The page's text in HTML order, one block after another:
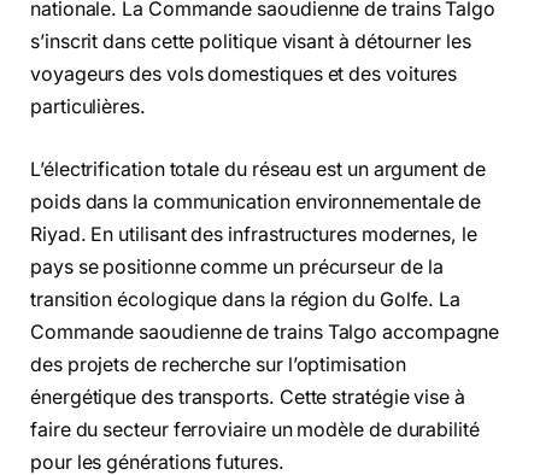
nationale. La Commande saoudienne de trains Talgo
s’inscrit dans cette politique visant à détourner les
voyageurs des vols domestiques et des voitures
particulières.
L’électrification totale du réseau est un argument de
poids dans la communication environnementale de
Riyad. En utilisant des infrastructures modernes, le
pays se positionne comme un précurseur de la
transition écologique dans la région du Golfe. La
Commande saoudienne de trains Talgo accompagne
des projets de recherche sur l’optimisation
énergétique des transports. Cette stratégie vise à
faire du secteur ferroviaire un modèle de durabilité
pour les générations futures.